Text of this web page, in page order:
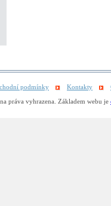
podmínky Kontakty
práva vyhrazena. Základem webu je